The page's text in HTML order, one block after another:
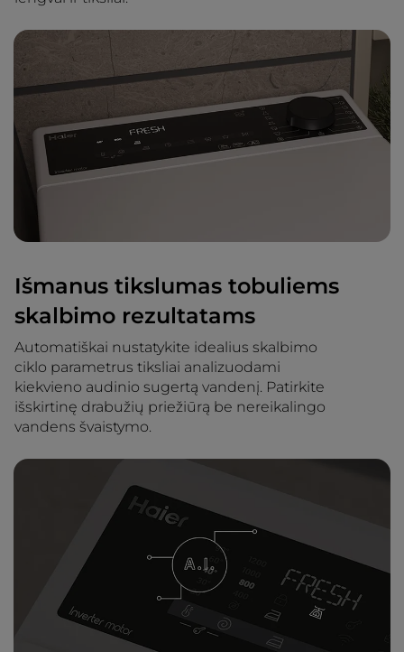
Išmanus tikslumas tobuliems
skalbimo rezultatams
Automatiškai nustatykite idealius skalbimo
ciklo parametrus tiksliai analizuodami
kiekvieno audinio sugertą vandenį. Patirkite
išskirtinę drabužių priežiūrą be nereikalingo
vandens švaistymo.